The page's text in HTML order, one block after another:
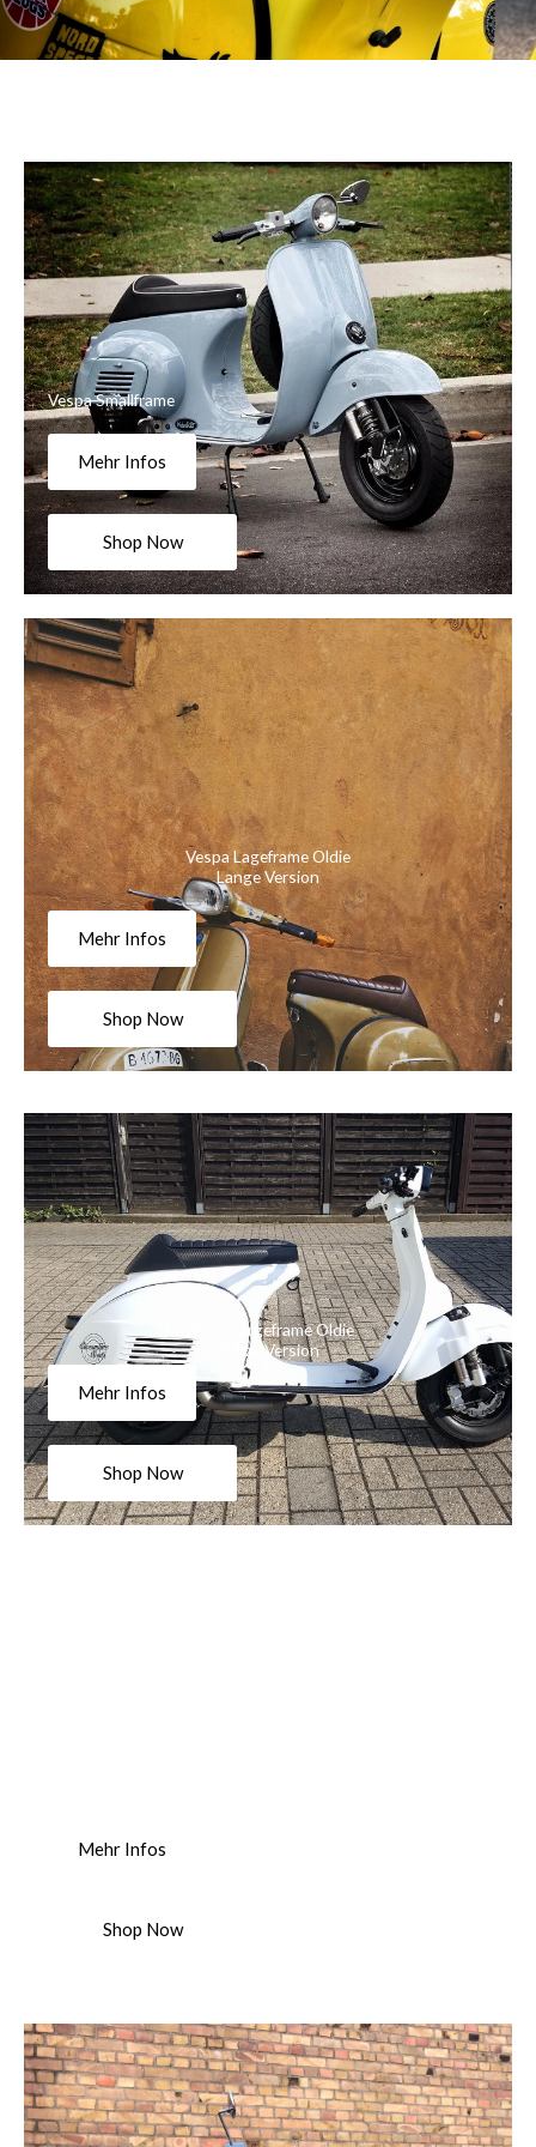
Vespa Smallframe
Mehr Infos
Shop Now
Vespa Lageframe Oldie
Lange Version
Mehr Infos
Shop Now
Vespa Largeframe Oldie
Kurze Version
Mehr Infos
Shop Now
Mehr Infos
Shop Now